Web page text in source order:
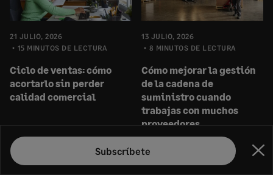
21 JULIO, 2026
15 MINUTOS DE LECTURA
Ciclo de ventas: cómo
acortarlo sin perder
calidad comercial
13 JULIO, 2026
8 MINUTOS DE LECTURA
Cómo mejorar la gestión
de la cadena de
suministro cuando
trabajas con muchos
proveedores
Subscríbete